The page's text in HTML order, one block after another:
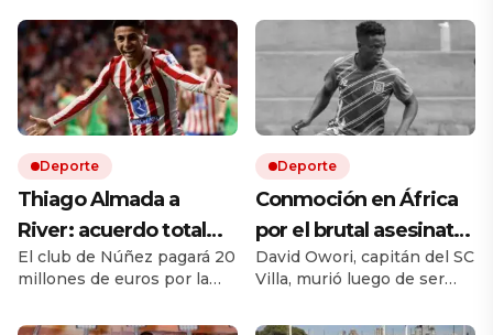
Deporte
Thiago Almada a
River: acuerdo total
con Atlético de Madrid
y el campeón del
mundo llega por una
El club de Núñez pagará 20
millones de euros por la
Le ganó la pulseada a
Deporte
Conmoción en África
por el brutal asesinato
de una de las figuras
del fútbol ugandés
David Owori, capitán del SC
Villa, murió luego de ser
durante un asalto ocurrido